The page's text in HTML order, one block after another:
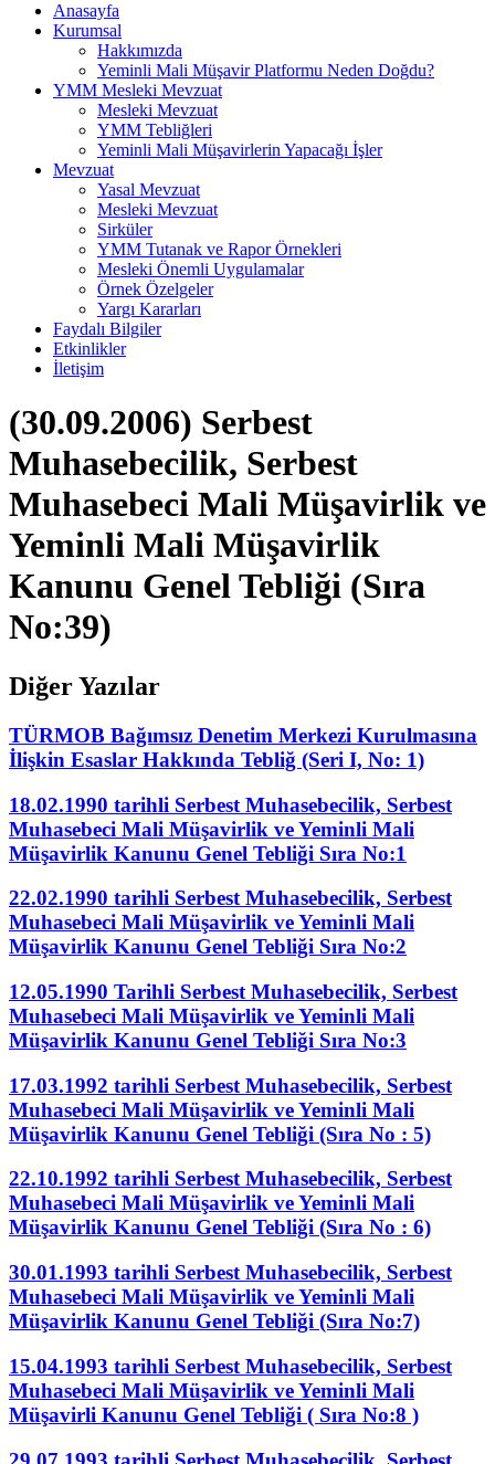
Anasayfa
Kurumsal
Hakkımızda
Yeminli Mali Müşavir Platformu Neden Doğdu?
YMM Mesleki Mevzuat
Mesleki Mevzuat
YMM Tebliğleri
Yeminli Mali Müşavirlerin Yapacağı İşler
Mevzuat
Yasal Mevzuat
Mesleki Mevzuat
Sirküler
YMM Tutanak ve Rapor Örnekleri
Mesleki Önemli Uygulamalar
Örnek Özelgeler
Yargı Kararları
Faydalı Bilgiler
Etkinlikler
İletişim
(30.09.2006) Serbest
Muhasebecilik, Serbest
Muhasebeci Mali Müşavirlik ve
Yeminli Mali Müşavirlik
Kanunu Genel Tebliği (Sıra
No:39)
Diğer Yazılar
TÜRMOB Bağımsız Denetim Merkezi Kurulmasına
İlişkin Esaslar Hakkında Tebliğ (Seri I, No: 1)
18.02.1990 tarihli Serbest Muhasebecilik, Serbest
Muhasebeci Mali Müşavirlik ve Yeminli Mali
Müşavirlik Kanunu Genel Tebliği Sıra No:1
22.02.1990 tarihli Serbest Muhasebecilik, Serbest
Muhasebeci Mali Müşavirlik ve Yeminli Mali
Müşavirlik Kanunu Genel Tebliği Sıra No:2
12.05.1990 Tarihli Serbest Muhasebecilik, Serbest
Muhasebeci Mali Müşavirlik ve Yeminli Mali
Müşavirlik Kanunu Genel Tebliği Sıra No:3
17.03.1992 tarihli Serbest Muhasebecilik, Serbest
Muhasebeci Mali Müşavirlik ve Yeminli Mali
Müşavirlik Kanunu Genel Tebliği (Sıra No : 5)
22.10.1992 tarihli Serbest Muhasebecilik, Serbest
Muhasebeci Mali Müşavirlik ve Yeminli Mali
Müşavirlik Kanunu Genel Tebliği (Sıra No : 6)
30.01.1993 tarihli Serbest Muhasebecilik, Serbest
Muhasebeci Mali Müşavirlik ve Yeminli Mali
Müşavirlik Kanunu Genel Tebliği (Sıra No:7)
15.04.1993 tarihli Serbest Muhasebecilik, Serbest
Muhasebeci Mali Müşavirlik ve Yeminli Mali
Müşavirli Kanunu Genel Tebliği ( Sıra No:8 )